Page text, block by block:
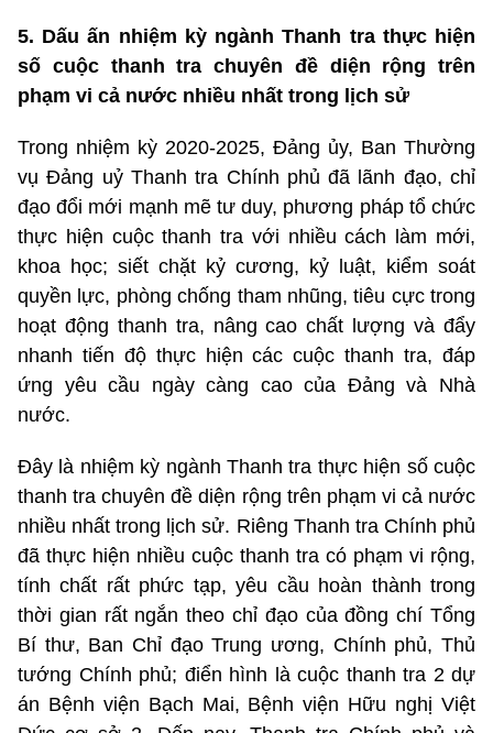
5. Dấu ấn nhiệm kỳ ngành Thanh tra thực hiện
số cuộc thanh tra chuyên đề diện rộng trên
phạm vi cả nước nhiều nhất trong lịch sử
Trong nhiệm kỳ 2020-2025, Đảng ủy, Ban Thường
vụ Đảng uỷ Thanh tra Chính phủ đã lãnh đạo, chỉ
đạo đổi mới mạnh mẽ tư duy, phương pháp tổ chức
thực hiện cuộc thanh tra với nhiều cách làm mới,
khoa học; siết chặt kỷ cương, kỷ luật, kiểm soát
quyền lực, phòng chống tham nhũng, tiêu cực trong
hoạt động thanh tra, nâng cao chất lượng và đẩy
nhanh tiến độ thực hiện các cuộc thanh tra, đáp
ứng yêu cầu ngày càng cao của Đảng và Nhà
nước.
Đây là nhiệm kỳ ngành Thanh tra thực hiện số cuộc
thanh tra chuyên đề diện rộng trên phạm vi cả nước
nhiều nhất trong lịch sử. Riêng Thanh tra Chính phủ
đã thực hiện nhiều cuộc thanh tra có phạm vi rộng,
tính chất rất phức tạp, yêu cầu hoàn thành trong
thời gian rất ngắn theo chỉ đạo của đồng chí Tổng
Bí thư, Ban Chỉ đạo Trung ương, Chính phủ, Thủ
tướng Chính phủ; điển hình là cuộc thanh tra 2 dự
án Bệnh viện Bạch Mai, Bệnh viện Hữu nghị Việt